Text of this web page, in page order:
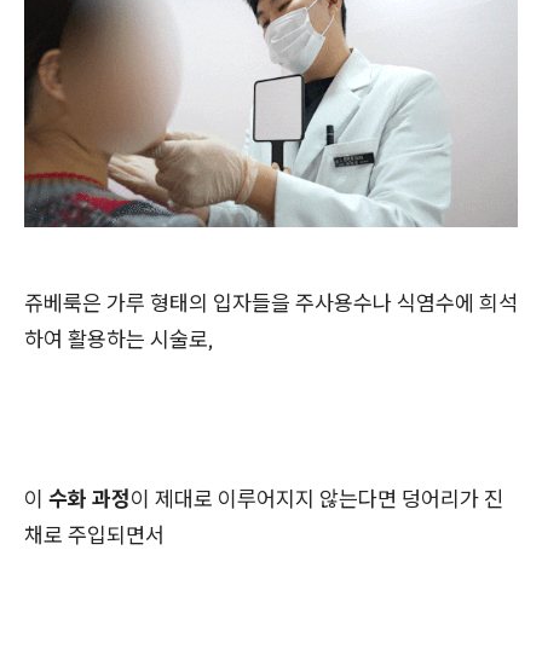
쥬베룩은 가루 형태의 입자들을 주사용수나 식염수에 희석
하여 활용하는 시술로,
이 수화 과정이 제대로 이루어지지 않는다면 덩어리가 진
채로 주입되면서